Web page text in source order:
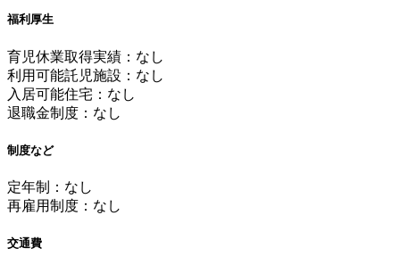
福利厚生
育児休業取得実績：なし
利用可能託児施設：なし
入居可能住宅：なし
退職金制度：なし
制度など
定年制：なし
再雇用制度：なし
交通費